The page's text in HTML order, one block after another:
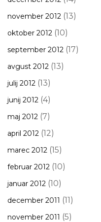
november 2012 (13)
oktober 2012 (10)
september 2012 (17)
avgust 2012 (13)
julij 2012 (13)
junij 2012 (4)
maj 2012 (7)
april 2012 (12)
marec 2012 (15)
februar 2012 (10)
januar 2012 (10)
december 2011 (11)
november 2011 (5)